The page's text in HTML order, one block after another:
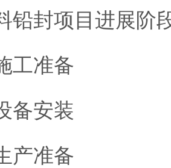
铅封项目进展阶
工准备
备安装
产准备